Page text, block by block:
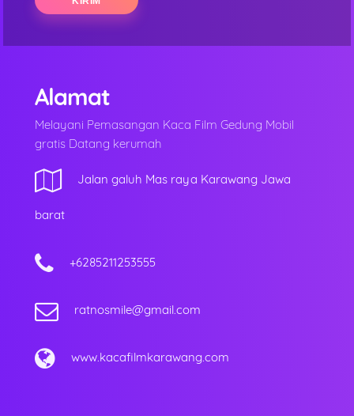
Alamat
Melayani Pemasangan Kaca Film Gedung Mobil
gratis Datang kerumah
Jalan galuh Mas raya Karawang Jawa
barat
+6285211253555
ratnosmile@gmail.com
www.kacafilmkarawang.com